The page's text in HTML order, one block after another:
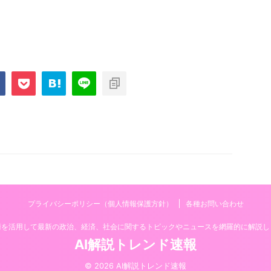
プライバシーポリシー（個人情報保護方針） 各種お問い合わせ
活用して最新の政治、経済、社会に関するトピックやニュースを網羅的に解説
AI解説トレンド速報
© 2026 AI解説トレンド速報